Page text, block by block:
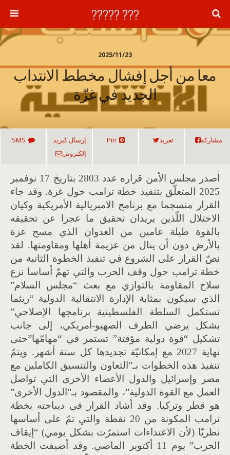
??? ?????
2025/11/23
معا من أجل إفشال مخطط الانتداب
الجديد في غزّة
مشاركة تغريد Pin
إرسال كبريد
إلكتروني
SMS
أصدر مجلس الأمن قراره عدد 2803 بتاريخ 17 نوفمبر
2025 المتعلّق بتنفيذ خطة ترامب حول غزة. وقد جاء
القرار منسجما مع برنامج الامبريالية الأمريكية وكيان
الاحتلال اللّذين يريدان تحقيق ما عجزا عن تحقيقه
بالقوة طيلة عامين من العدوان الذي مسح غزة
بالأرض دون أن ينال من عزيمة أهلها ومقاومتها. لقد
نصّ القرار على الشروع في تنفيذ الخطوة الثانية من
خطة ترامب حول وقف الحرب والتي تهمّ أساسا نزع
سلاح المقاومة بالتوازي مع بعث “مجلس السلام”
الذي سيكون بمثابة الإدارة الانتقالية الدولية “ريثما
تستكمل السلطة الفلسطينية برنامجها الإصلاحي”
بشكل يرضي الطرف الصهيو-أمريكي، إلى جانب
تشكيل “قوة دولية مؤقتة” تستمر في “مهامّها”حتى
نهاية 2027 مع إمكانيّة تجديدها كل ستة أشهر. ويتمّ
تنفيذ هذه الخطوات بـ”التعاون والتنسيق الكاملين مع
مصر وإسرائيل والدول الأعضاء الأخرى التي تواصل
العمل مع القوة الدولية”، والمقصود بـ”الدول الأخرى”
هو قطر وتركيا. وقد أشاد القرار في ديباجته بخطة
ترامب المكونة من 20 نقطة والتي تمّ على أساسها
نظريّا (لأن الاعتداءات استمرّت بشكل يومي) “إيقاف
الحرب” يوم 11 أكتوبر الماضي. وقد أضيفت الخطة